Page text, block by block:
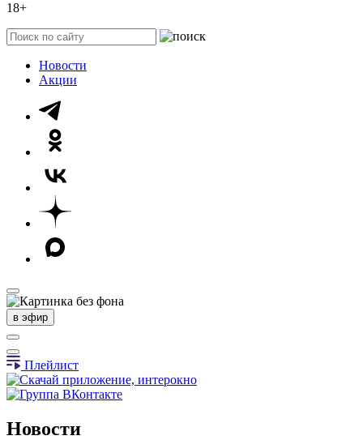
18+
Новости
Акции
в эфир
Плейлист
Новости